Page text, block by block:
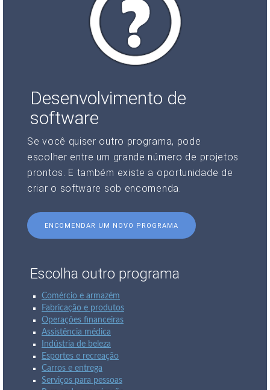
Desenvolvimento de
software
Se você quiser outro programa, pode
escolher entre um grande número de projetos
prontos. E também existe a oportunidade de
criar o software sob encomenda.
ENCOMENDAR UM NOVO PROGRAMA
Escolha outro programa
Comércio e armazém
Fabricação e produtos
Operações financeiras
Assistência médica
Indústria de beleza
Esportes e recreação
Carros e entrega
Serviços para pessoas